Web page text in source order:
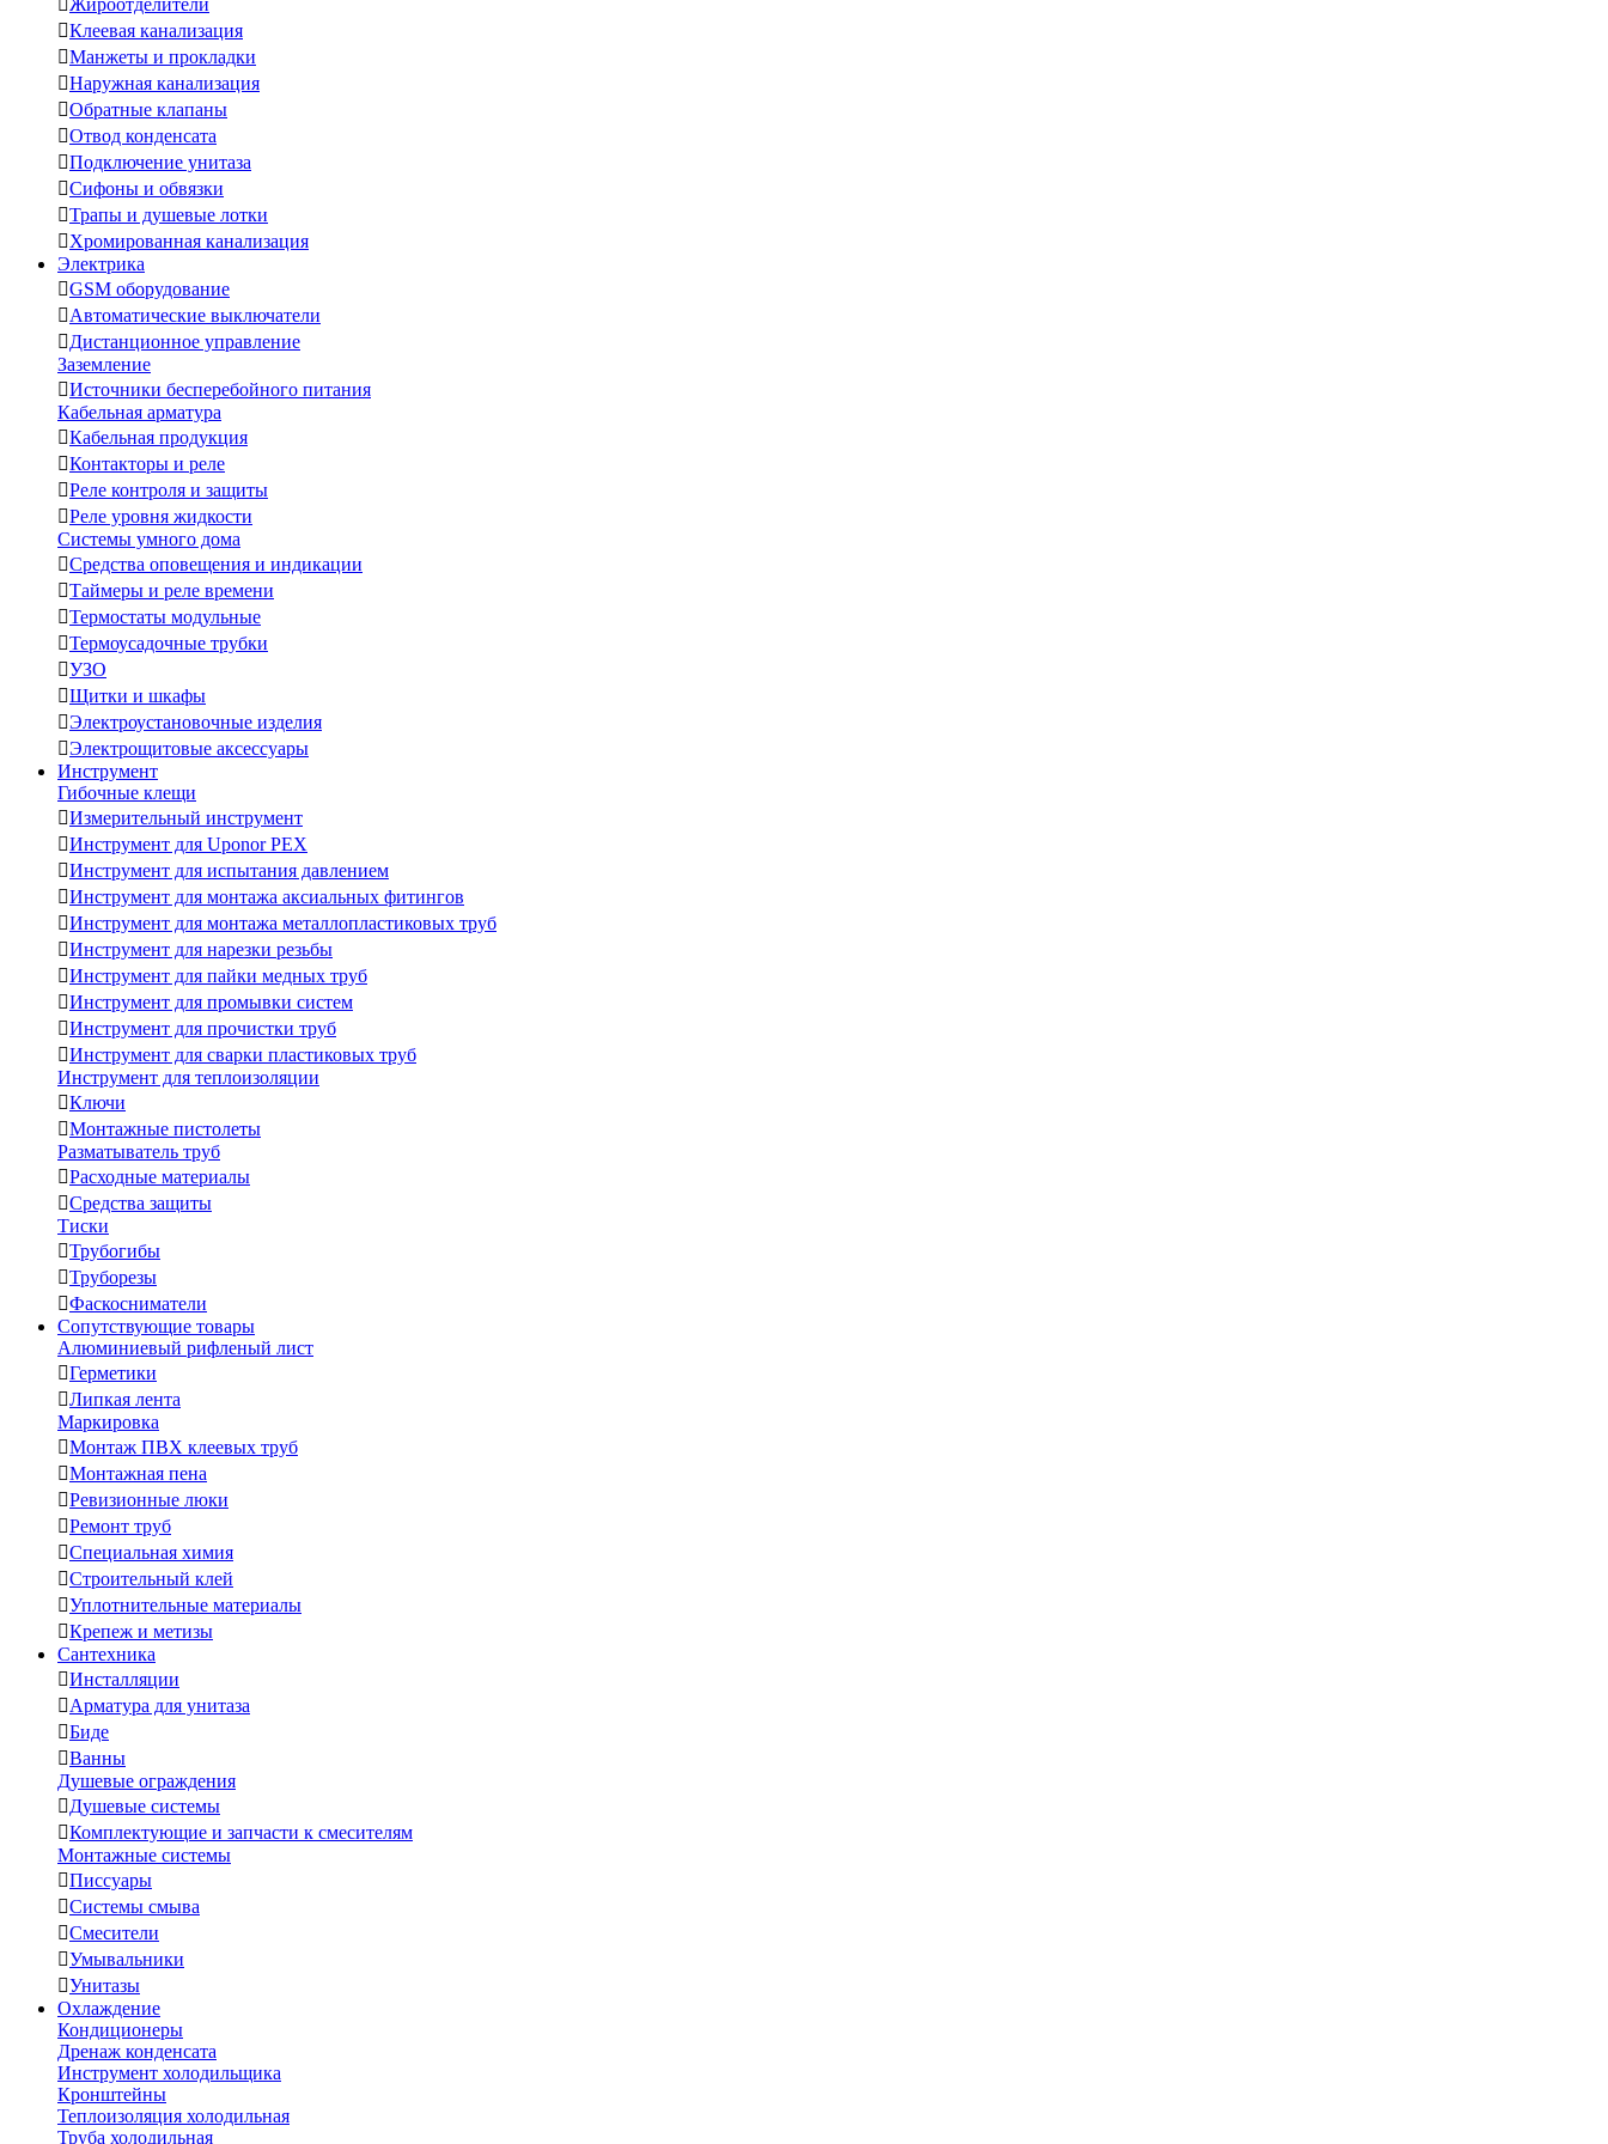
Жироотделители
Клеевая канализация
Манжеты и прокладки
Наружная канализация
Обратные клапаны
Отвод конденсата
Подключение унитаза
Сифоны и обвязки
Трапы и душевые лотки
Хромированная канализация
Электрика
GSM оборудование
Автоматические выключатели
Дистанционное управление
Заземление
Источники бесперебойного питания
Кабельная арматура
Кабельная продукция
Контакторы и реле
Реле контроля и защиты
Реле уровня жидкости
Системы умного дома
Средства оповещения и индикации
Таймеры и реле времени
Термостаты модульные
Термоусадочные трубки
УЗО
Щитки и шкафы
Электроустановочные изделия
Электрощитовые аксессуары
Инструмент
Гибочные клещи
Измерительный инструмент
Инструмент для Uponor PEX
Инструмент для испытания давлением
Инструмент для монтажа аксиальных фитингов
Инструмент для монтажа металлопластиковых труб
Инструмент для нарезки резьбы
Инструмент для пайки медных труб
Инструмент для промывки систем
Инструмент для прочистки труб
Инструмент для сварки пластиковых труб
Инструмент для теплоизоляции
Ключи
Монтажные пистолеты
Разматыватель труб
Расходные материалы
Средства защиты
Тиски
Трубогибы
Труборезы
Фаскосниматели
Сопутствующие товары
Алюминиевый рифленый лист
Герметики
Липкая лента
Маркировка
Монтаж ПВХ клеевых труб
Монтажная пена
Ревизионные люки
Ремонт труб
Специальная химия
Строительный клей
Уплотнительные материалы
Крепеж и метизы
Сантехника
Инсталляции
Арматура для унитаза
Биде
Ванны
Душевые ограждения
Душевые системы
Комплектующие и запчасти к смесителям
Монтажные системы
Писсуары
Системы смыва
Смесители
Умывальники
Унитазы
Охлаждение
Кондиционеры
Дренаж конденсата
Инструмент холодильщика
Кронштейны
Теплоизоляция холодильная
Труба холодильная